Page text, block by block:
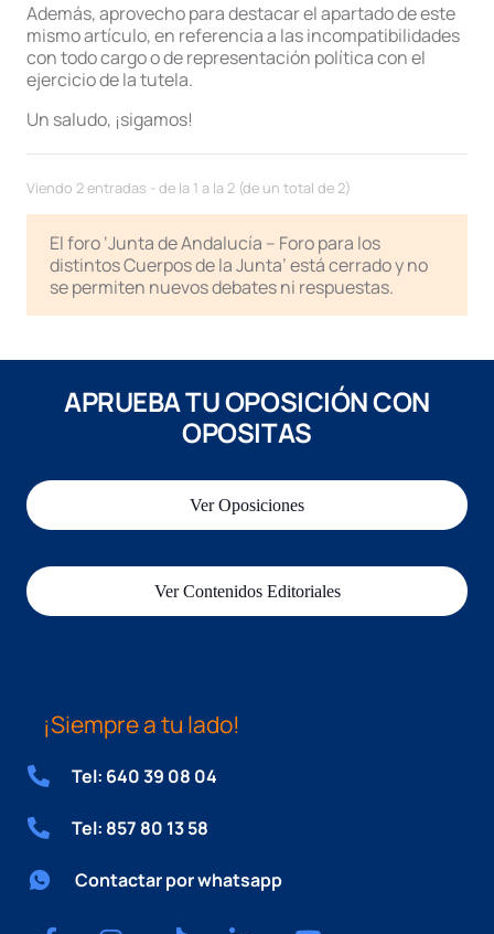
Además, aprovecho para destacar el apartado de este
mismo artículo, en referencia a las incompatibilidades
con todo cargo o de representación política con el
ejercicio de la tutela.
Un saludo, ¡sigamos!
Viendo 2 entradas - de la 1 a la 2 (de un total de 2)
El foro ‘Junta de Andalucía – Foro para los
distintos Cuerpos de la Junta’ está cerrado y no
se permiten nuevos debates ni respuestas.
APRUEBA TU OPOSICIÓN CON
OPOSITAS
Ver Oposiciones
Ver Contenidos Editoriales
¡Siempre a tu lado!
Tel: 640 39 08 04
Tel: 857 80 13 58
Contactar por whatsapp